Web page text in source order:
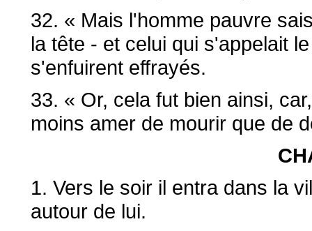
32. « Mais l'homme pauvre
la tête - et celui qui s'appelait
s'enfuirent effrayés.
33. « Or, cela fut bien ainsi,
moins amer de mourir que de
1. Vers le soir il entra dans la
autour de lui.